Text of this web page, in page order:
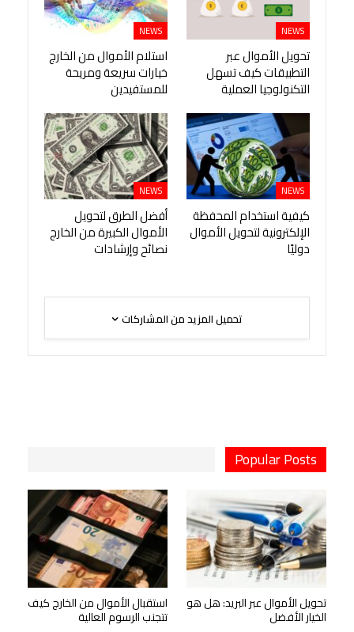
NEWS
تحويل الأموال عبر
التطبيقات كيف تسهل
التكنولوجيا العملية
NEWS
استلام الأموال من الخارج
خيارات سريعة ومريحة
للمستفيدين
NEWS
كيفية استخدام المحفظة
الإلكترونية لتحويل الأموال
دوليًا
NEWS
أفضل الطرق لتحويل
الأموال الكبيرة من الخارج
نصائح وإرشادات
تحميل المزيد من المشاركات
Popular Posts
تحويل الأموال عبر البريد: هل هو
الخيار الأفضل
استقبال الأموال من الخارج كيف
تتجنب الرسوم العالية